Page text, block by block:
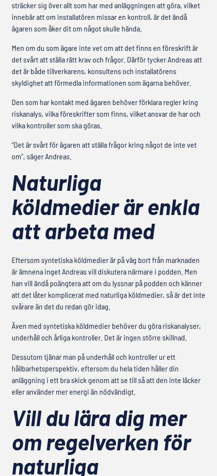
sträcker sig över allt som har med anläggningen att göra, vilket
innebär att om installatören missar en kontroll, är det ändå
ägaren som åker dit om något skulle hända.
Men om du som ägare inte vet om att det finns en föreskrift är
det svårt att ställa rätt krav och frågor. Därför tycker Andreas att
det är både tillverkarens, konsultens och installatörens
skyldighet att förmedla informationen som ägarna behöver.
Den som har kontakt med ägaren behöver förklara regler kring
riskanalys, vilka föreskrifter som finns, vilket ansvar de har och
vilka kontroller som ska göras.
“Det är svårt för ägaren att ställa frågor kring något de inte vet
om”, säger Andreas.
Naturliga
köldmedier är enkla
att arbeta med
Eftersom syntetiska köldmedier är på väg bort från marknaden
är ämnena inget Andreas vill diskutera närmare i podden. Men
han vill ändå poängtera att om du lyssnar på podden och känner
att det låter komplicerat med naturliga köldmedier, så är det inte
svårare än det du redan gör idag.
Även med syntetiska köldmedier behöver du göra riskanalyser,
underhåll och årliga kontroller. Det är ingen större skillnad.
Dessutom tjänar man på underhåll och kontroller ur ett
hållbarhetsperspektiv, eftersom du hela tiden håller din
anläggning i ett bra skick genom att se till så att den inte läcker
eller använder mer energi än nödvändigt.
Vill du lära dig mer
om regelverken för
naturliga